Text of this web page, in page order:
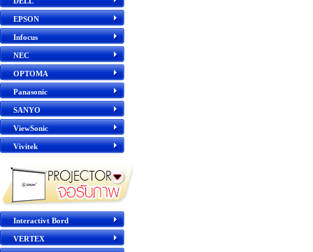
EPSON
Infocus
NEC
OPTOMA
Panasonic
SANYO
ViewSonic
Vivitek
Interactivt Bord
VERTEX